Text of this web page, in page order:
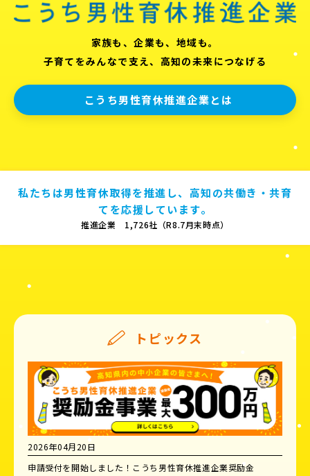
家族も、企業も、地域も。
子育てをみんなで支え、高知の未来につなげる
こうち男性育休推進企業とは
私たちは男性育休取得を推進し、高知の共働き・共育
てを応援しています。
推進企業 1,726社（R8.7月末時点）
トピックス
2026年04月20日
申請受付を開始しました！こうち男性育休推進企業奨励金